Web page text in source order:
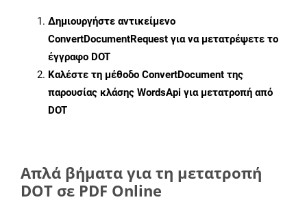
Δημιουργήστε αντικείμενο
ConvertDocumentRequest για να μετατρέψετε το
έγγραφο DOT
Καλέστε τη μέθοδο ConvertDocument της
παρουσίας κλάσης WordsApi για μετατροπή από
DOT
Απλά βήματα για τη μετατροπή
DOT σε PDF Online